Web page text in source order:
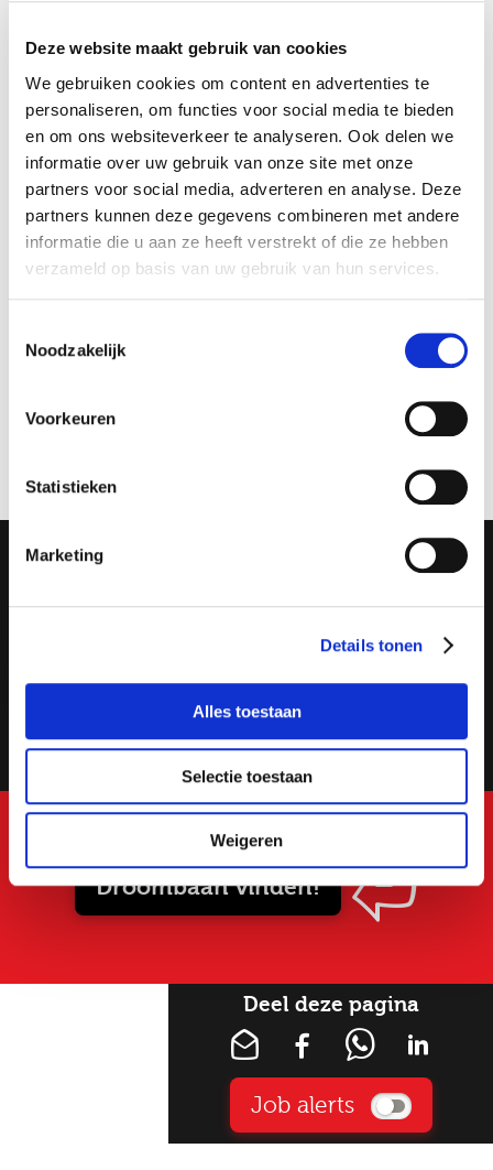
Deze website maakt gebruik van cookies
We gebruiken cookies om content en advertenties te
personaliseren, om functies voor social media te bieden
en om ons websiteverkeer te analyseren. Ook delen we
informatie over uw gebruik van onze site met onze
partners voor social media, adverteren en analyse. Deze
partners kunnen deze gegevens combineren met andere
informatie die u aan ze heeft verstrekt of die ze hebben
verzameld op basis van uw gebruik van hun services.
Noodzakelijk
Voorkeuren
Statistieken
Marketing
Details tonen
Alles toestaan
Selectie toestaan
Weigeren
beeld van hoe de zorg en ondersteuning vanuit
Training en begeleiding
Stage lopen betekent ook profiteren van de
kennis van ervaren Wmo consulenten. Er zullen
momenten zijn waarop je wordt getraind in
specifieke aspecten van het vakgebied, ook kun
je altijd rekenen op begeleiding en feedback op
je werk.
consulent is onbetaalbaar, zowel voor je carrière
als voor jezelf.
Joinuz hoofdkantoor
info@joinuz.nl
Droombaan vinden!
Deel deze pagina
Job alerts
Altijd als 1e op de hoogte van de
nieuwste vacatures als je een job
alert aanmaakt!
Postcode
privacy statement